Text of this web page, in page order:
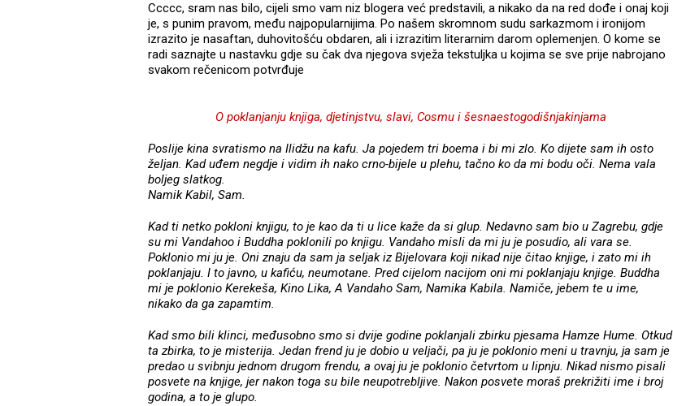
Ccccc, sram nas bilo, cijeli smo vam niz blogera već predstavili, a nikako da na red dođe i onaj koji
je, s punim pravom, među najpopularnijima. Po našem skromnom sudu sarkazmom i ironijom
izrazito je nasaftan, duhovitošću obdaren, ali i izrazitim literarnim darom oplemenjen. O kome se
radi saznajte u nastavku gdje su čak dva njegova svježa tekstuljka u kojima se sve prije nabrojano
svakom rečenicom potvrđuje
O poklanjanju knjiga, djetinjstvu, slavi, Cosmu i šesnaestogodišnjakinjama
Poslije kina svratismo na Ilidžu na kafu. Ja pojedem tri boema i bi mi zlo. Ko dijete sam ih osto
željan. Kad uđem negdje i vidim ih nako crno-bijele u plehu, tačno ko da mi bodu oči. Nema vala
boljeg slatkog.
Namik Kabil, Sam.
Kad ti netko pokloni knjigu, to je kao da ti u lice kaže da si glup. Nedavno sam bio u Zagrebu, gdje
su mi Vandahoo i Buddha poklonili po knjigu. Vandaho misli da mi ju je posudio, ali vara se.
Poklonio mi ju je. Oni znaju da sam ja seljak iz Bijelovara koji nikad nije čitao knjige, i zato mi ih
poklanjaju. I to javno, u kafiću, neumotane. Pred cijelom nacijom oni mi poklanjaju knjige. Buddha
mi je poklonio Kerekeša, Kino Lika, A Vandaho Sam, Namika Kabila. Namiče, jebem te u ime,
nikako da ga zapamtim.
Kad smo bili klinci, međusobno smo si dvije godine poklanjali zbirku pjesama Hamze Hume. Otkud
ta zbirka, to je misterija. Jedan frend ju je dobio u veljači, pa ju je poklonio meni u travnju, ja sam je
predao u svibnju jednom drugom frendu, a ovaj ju je poklonio četvrtom u lipnju. Nikad nismo pisali
posvete na knjige, jer nakon toga su bile neupotrebljive. Nakon posvete moraš prekrižiti ime i broj
godina, a to je glupo.